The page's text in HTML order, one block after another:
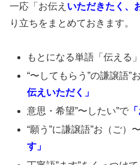
一応「お伝え いただきたく、
り立ちをまとめておきます。
もとになる単語「伝える」
“〜してもらう”の謙譲語”
伝えいただく」
意思・希望”〜したい”で
“願う”に謙譲語”お（ご）
す」